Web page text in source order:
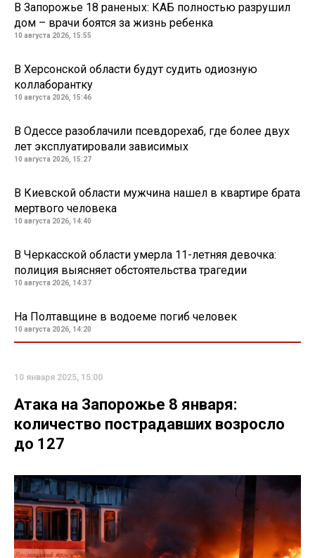
В Запорожье 18 раненых: КАБ полностью разрушил
дом – врачи боятся за жизнь ребенка
10 августа 2026, 15:55
В Херсонской области будут судить одиозную
коллаборантку
10 августа 2026, 15:46
В Одессе разоблачили псевдорехаб, где более двух
лет эксплуатировали зависимых
10 августа 2026, 15:27
В Киевской области мужчина нашел в квартире брата
мертвого человека
10 августа 2026, 14:40
В Черкасской области умерла 11-летняя девочка:
полиция выясняет обстоятельства трагедии
10 августа 2026, 14:37
На Полтавщине в водоеме погиб человек
10 августа 2026, 14:20
10 января 2025, 15:00
Атака на Запорожье 8 января:
количество пострадавших возросло
до 127